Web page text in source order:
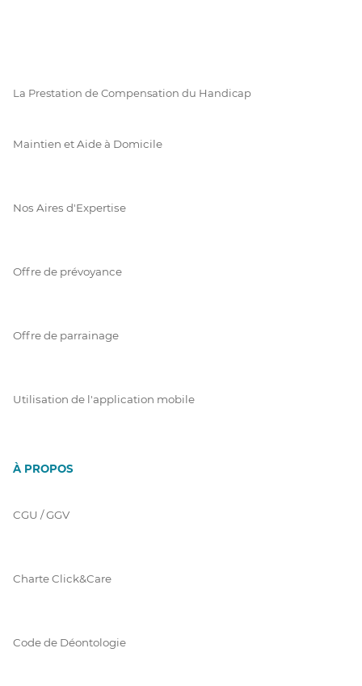
La Prestation de Compensation du Handicap
Maintien et Aide à Domicile
Nos Aires d'Expertise
Offre de prévoyance
Offre de parrainage
Utilisation de l'application mobile
À PROPOS
CGU / GGV
Charte Click&Care
Code de Déontologie